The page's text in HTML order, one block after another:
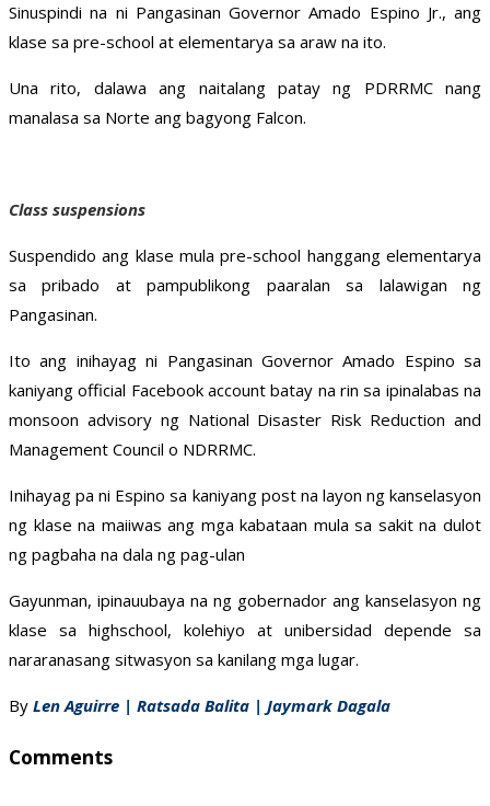
Sinuspindi na ni Pangasinan Governor Amado Espino Jr., ang
klase sa pre-school at elementarya sa araw na ito.
Una rito, dalawa ang naitalang patay ng PDRRMC nang
manalasa sa Norte ang bagyong Falcon.
Class suspensions
Suspendido ang klase mula pre-school hanggang elementarya
sa pribado at pampublikong paaralan sa lalawigan ng
Pangasinan.
Ito ang inihayag ni Pangasinan Governor Amado Espino sa
kaniyang official Facebook account batay na rin sa ipinalabas na
monsoon advisory ng National Disaster Risk Reduction and
Management Council o NDRRMC.
Inihayag pa ni Espino sa kaniyang post na layon ng kanselasyon
ng klase na maiiwas ang mga kabataan mula sa sakit na dulot
ng pagbaha na dala ng pag-ulan
Gayunman, ipinauubaya na ng gobernador ang kanselasyon ng
klase sa highschool, kolehiyo at unibersidad depende sa
nararanasang sitwasyon sa kanilang mga lugar.
By Len Aguirre | Ratsada Balita | Jaymark Dagala
Comments